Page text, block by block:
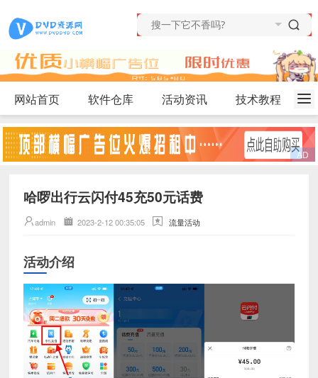
网站首页 软件仓库 活动资讯 技术教程
哈啰出行云闪付45充50元话费
admin 2023-2-12 00:35:05 流量活动
活动介绍